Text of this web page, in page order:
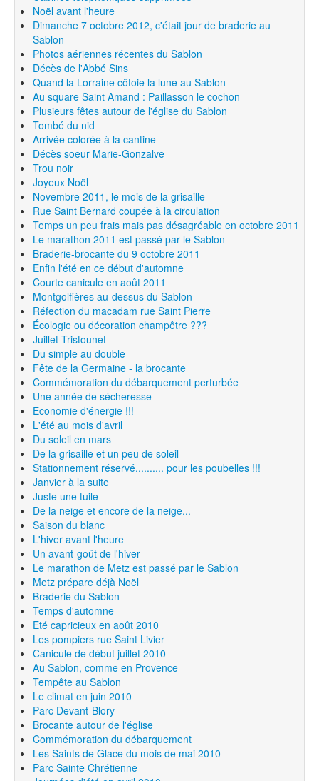
Noël avant l'heure
Dimanche 7 octobre 2012, c'était jour de braderie au
Sablon
Photos aériennes récentes du Sablon
Décès de l'Abbé Sins
Quand la Lorraine côtoie la lune au Sablon
Au square Saint Amand : Paillasson le cochon
Plusieurs fêtes autour de l'église du Sablon
Tombé du nid
Arrivée colorée à la cantine
Décès soeur Marie-Gonzalve
Trou noir
Joyeux Noël
Novembre 2011, le mois de la grisaille
Rue Saint Bernard coupée à la circulation
Temps un peu frais mais pas désagréable en octobre 2011
Le marathon 2011 est passé par le Sablon
Braderie-brocante du 9 octobre 2011
Enfin l'été en ce début d'automne
Courte canicule en août 2011
Montgolfières au-dessus du Sablon
Réfection du macadam rue Saint Pierre
Écologie ou décoration champêtre ???
Juillet Tristounet
Du simple au double
Fête de la Germaine - la brocante
Commémoration du débarquement perturbée
Une année de sécheresse
Economie d'énergie !!!
L'été au mois d'avril
Du soleil en mars
De la grisaille et un peu de soleil
Stationnement réservé.......... pour les poubelles !!!
Janvier à la suite
Juste une tuile
De la neige et encore de la neige...
Saison du blanc
L'hiver avant l'heure
Un avant-goût de l'hiver
Le marathon de Metz est passé par le Sablon
Metz prépare déjà Noël
Braderie du Sablon
Temps d'automne
Eté capricieux en août 2010
Les pompiers rue Saint Livier
Canicule de début juillet 2010
Au Sablon, comme en Provence
Tempête au Sablon
Le climat en juin 2010
Parc Devant-Blory
Brocante autour de l'église
Commémoration du débarquement
Les Saints de Glace du mois de mai 2010
Parc Sainte Chrétienne